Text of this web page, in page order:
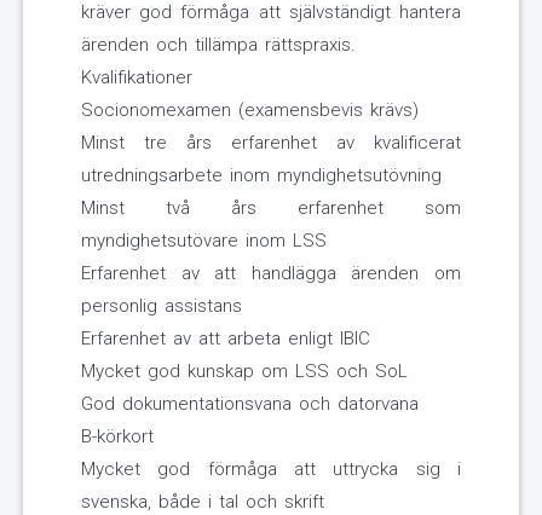
kräver god förmåga att självständigt hantera
ärenden och tillämpa rättspraxis.
Kvalifikationer
Socionomexamen (examensbevis krävs)
Minst tre års erfarenhet av kvalificerat
utredningsarbete inom myndighetsutövning
Minst två års erfarenhet som
myndighetsutövare inom LSS
Erfarenhet av att handlägga ärenden om
personlig assistans
Erfarenhet av att arbeta enligt IBIC
Mycket god kunskap om LSS och SoL
God dokumentationsvana och datorvana
B-körkort
Mycket god förmåga att uttrycka sig i
svenska, både i tal och skrift